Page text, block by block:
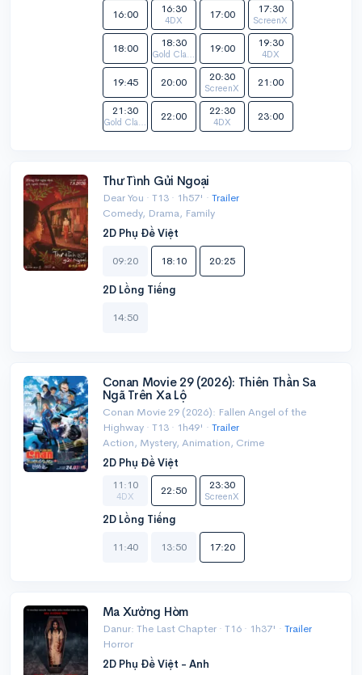
16:00 16:30
4DX 17:00 17:30
ScreenX
18:00 18:30 19:00 19:30
4DX
19:45 20:00 20:30
ScreenX 21:00
21:30 22:00 22:30
4DX 23:00
Thư Tình Gửi Ngoại
Dear You · T13 · 1h57' · Trailer
Comedy, Drama, Family
2D Phụ Đề Việt
09:20
18:10 20:25
2D Lồng Tiếng
14:50
Conan Movie 29 (2026): Thiên Thần Sa
Ngã Trên Xa Lộ
Conan Movie 29 (2026): Fallen Angel of the
Highway · T13 · 1h49' · Trailer
Action, Mystery, Animation, Crime
2D Phụ Đề Việt
11:10
4DX 22:50 23:30
ScreenX
2D Lồng Tiếng
11:40
13:50 17:20
Ma Xưởng Hòm
Danur: The Last Chapter · T16 · 1h37' · Trailer
Horror
2D Phụ Đề Việt - Anh